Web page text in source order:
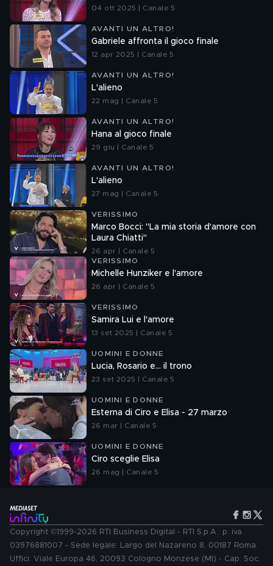
04 ott 2025 | Canale 5
AVANTI UN ALTRO!
Gabriele affronta il gioco finale
12 apr 2025 | Canale 5
AVANTI UN ALTRO!
L'alieno
22 mag | Canale 5
AVANTI UN ALTRO!
Hana al gioco finale
29 giu | Canale 5
AVANTI UN ALTRO!
L'alieno
27 mag | Canale 5
VERISSIMO
Marco Bocci: "La mia storia d'amore con
Laura Chiatti"
26 apr | Canale 5
VERISSIMO
Michelle Hunziker e l'amore
26 apr | Canale 5
VERISSIMO
Samira Lui e l'amore
13 set 2025 | Canale 5
UOMINI E DONNE
Lucia, Rosario e... il trono
23 set 2025 | Canale 5
UOMINI E DONNE
Esterna di Ciro e Elisa - 27 marzo
26 mar | Canale 5
UOMINI E DONNE
Ciro sceglie Elisa
26 mag | Canale 5
Copyright ©1999-2026 RTI Business Digital - RTI S.p.A.: p. iva
03976881007 - Sede legale: Largo del Nazareno 8, 00187 Roma.
Uffici: Viale Europa 46, 20093 Cologno Monzese (MI) - Cap. Soc.